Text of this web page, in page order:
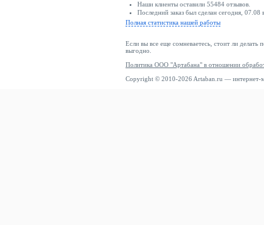
Наши клиенты оставили 55484 отзывов.
Последний заказ был сделан сегодня,
Полная статистика нашей работы
Если вы все еще сомневаетесь, стоит ли делать
выгодно.
Политика ООО "Артабана" в отношении
Copyright © 2010-2026 Artaban.ru — интернет-